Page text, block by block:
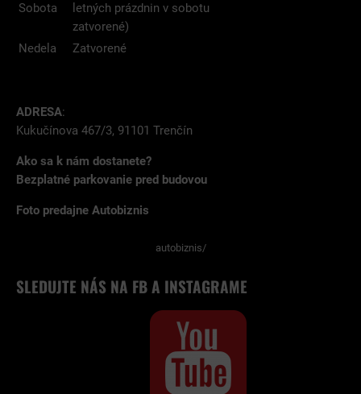
Sobota
letných prázdnin v sobotu
zatvorené)
Nedela
Zatvorené
ADRESA:
Kukučínova 467/3, 91101 Trenčín
Ako sa k nám dostanete?
Bezplatné parkovanie pred budovou
Foto predajne Autobiznis
autobiznis/
SLEDUJTE NÁS NA FB A INSTAGRAME